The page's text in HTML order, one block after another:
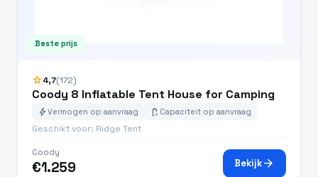
Beste prijs
star4,7(172)
Coody 8 Inflatable Tent House for Camping
boltVermogen op aanvraag battery_charging_full Capaciteit op aanvraag
Geschikt voor: Ridge Tent
Coody
€1.259 Bekijkarrow_forward